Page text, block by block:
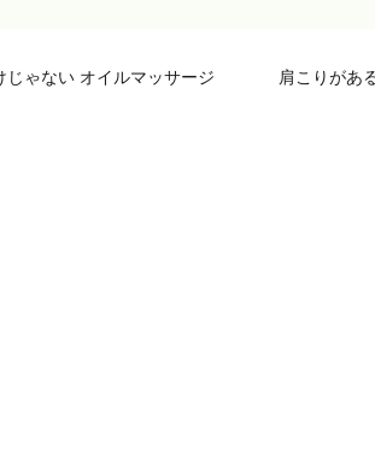
じゃない オイルマッサージ 肩こりがあ